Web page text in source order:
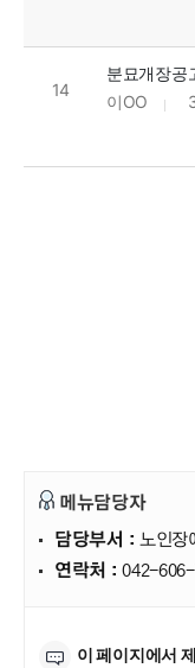
14
분묘개장공
이OO
메뉴담당자
담당부서 : 노인장
연락처 :042-
이 페이지에서